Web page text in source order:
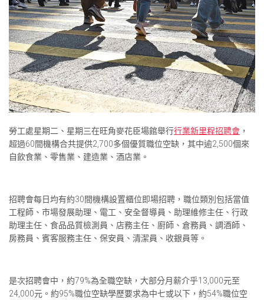
勞工處星期二、星期三在旺角麥花臣場館舉行行業新里程招聘會 ，
超過60間機構合共提供2,700多個優質職位空缺，其中逾2,500個來
自飲食業、零售業、建造業、酒店業。
招聘會每日均有約30間機構設置櫃位即場招聘，職位類別包括當值
工程師、市場發展助理、電工、安全督導員、助理維修主任、行政
助理主任、食品品質檢測員、店務主任、廚師、倉務員、調酒師、
房務員、賓客服務主任、保安員、清潔員、收銀員等。
是次招聘會中，約79%為全職空缺，大部分月薪介乎13,000元至
24,000元。約95%職位空缺學歷要求為中七或以下，約54%職位空